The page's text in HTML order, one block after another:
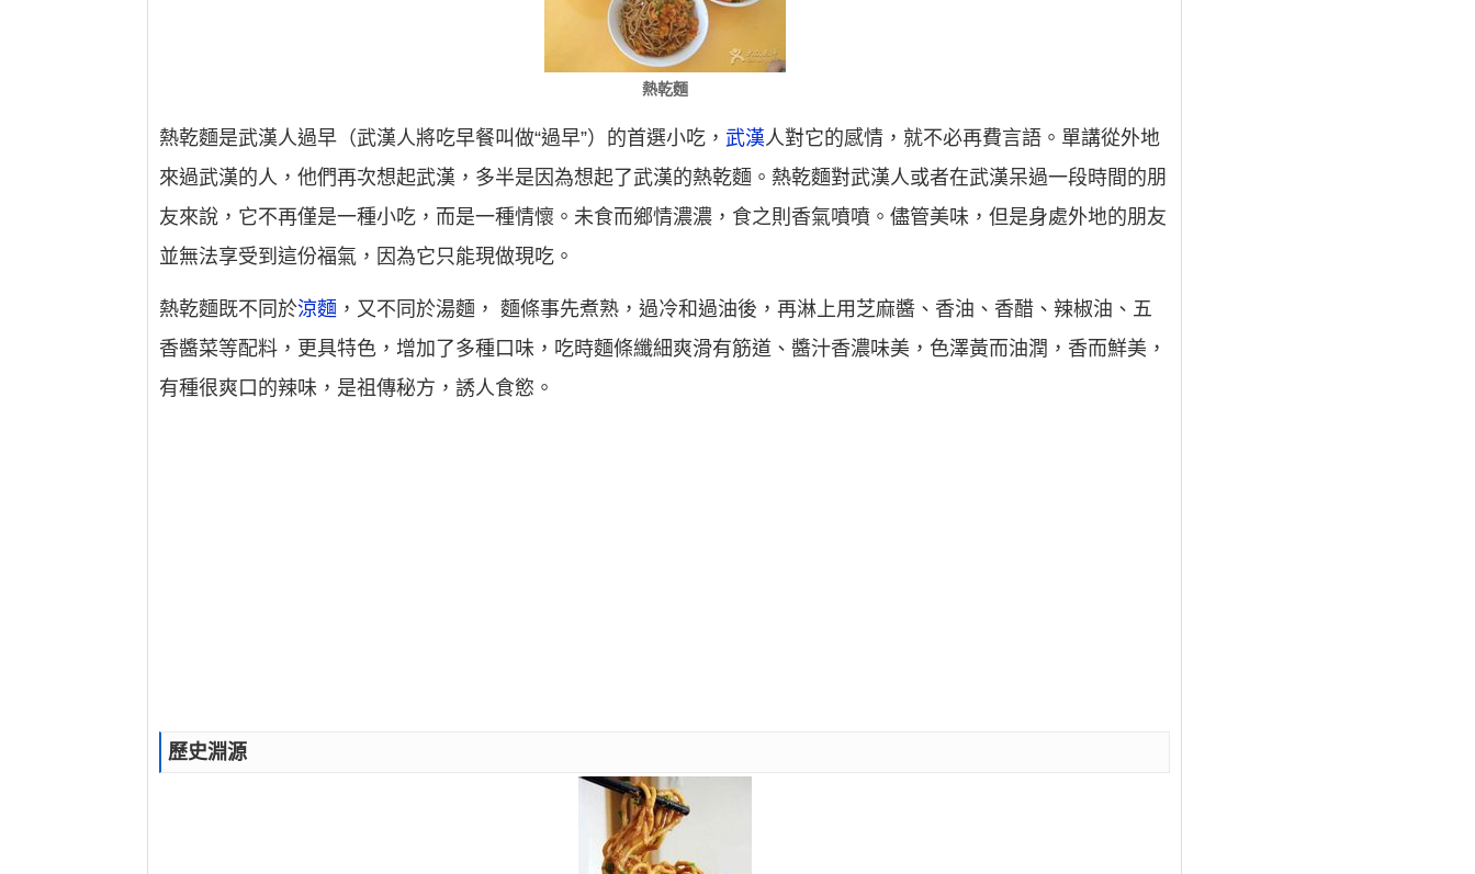
熱乾麵
熱乾麵是武漢人過早（武漢人將吃早餐叫做“過早”）的首選小吃， 武漢人對它的感情，就不必再費言語。單講從外地
來過武漢的人，他們再次想起武漢，多半是因為想起了武漢的熱乾麵。熱乾麵對武漢人或者在武漢呆過一段時間的朋
友來說，它不再僅是一種小吃，而是一種情懷。未食而鄉情濃濃，食之則香氣噴噴。儘管美味，但是身處外地的朋友
並無法享受到這份福氣，因為它只能現做現吃。
熱乾麵既不同於涼麵 ，又不同於湯麵， 麵條事先煮熟，過冷和過油後，再淋上用芝麻醬、香油、香醋、辣椒油、五
香醬菜等配料，更具特色，增加了多種口味，吃時麵條纖細爽滑有筋道、醬汁香濃味美，色澤黃而油潤，香而鮮美，
有種很爽口的辣味，是祖傳秘方，誘人食慾。
歷史淵源